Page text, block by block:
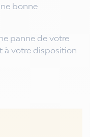
bonne
panne de votre
à votre disposition